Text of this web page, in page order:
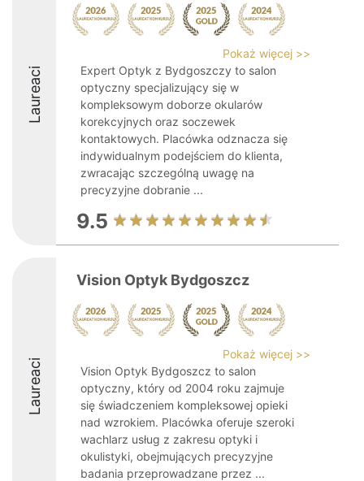
Laureaci
Pokaż więcej >>
Expert Optyk z Bydgoszczy to salon
optyczny specjalizujący się w
kompleksowym doborze okularów
korekcyjnych oraz soczewek
kontaktowych. Placówka odznacza się
indywidualnym podejściem do klienta,
zwracając szczególną uwagę na
precyzyjne dobranie ...
9.5
Laureaci
Vision Optyk Bydgoszcz
Pokaż więcej >>
Vision Optyk Bydgoszcz to salon
optyczny, który od 2004 roku zajmuje
się świadczeniem kompleksowej opieki
nad wzrokiem. Placówka oferuje szeroki
wachlarz usług z zakresu optyki i
okulistyki, obejmujących precyzyjne
badania przeprowadzane przez ...